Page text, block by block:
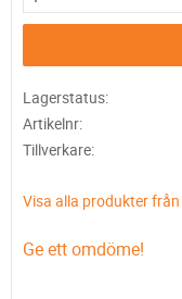
Lagerstatus
Artikelnr
Tillverkare
Visa alla produkter från
Ge ett omdöme!